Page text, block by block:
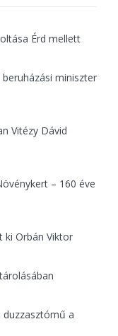
Érd mellett
miniszter
Vitézy Dávid
– 160 éve
ki Orbán Viktor
a